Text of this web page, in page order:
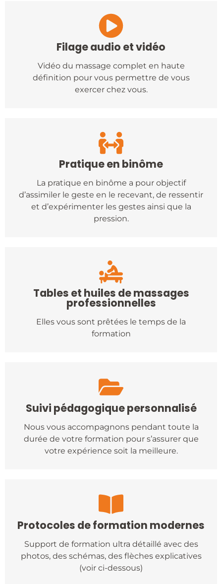
Filage audio et vidéo
Vidéo du massage complet en haute
définition pour vous permettre de vous
exercer chez vous.
Pratique en binôme
La pratique en binôme a pour objectif
d’assimiler le geste en le recevant, de ressentir
et d’expérimenter les gestes ainsi que la
pression.
Tables et huiles de massages
professionnelles
Elles vous sont prêtées le temps de la
formation
Suivi pédagogique personnalisé
Nous vous accompagnons pendant toute la
durée de votre formation pour s’assurer que
votre expérience soit la meilleure.
Protocoles de formation modernes
Support de formation ultra détaillé avec des
photos, des schémas, des flèches explicatives
(voir ci-dessous)